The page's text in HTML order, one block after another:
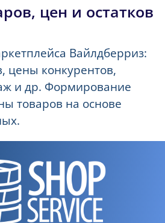
цен и остатков
Вайлдберриз:
цены конкурентов,
и др. Формирование
товаров на основе